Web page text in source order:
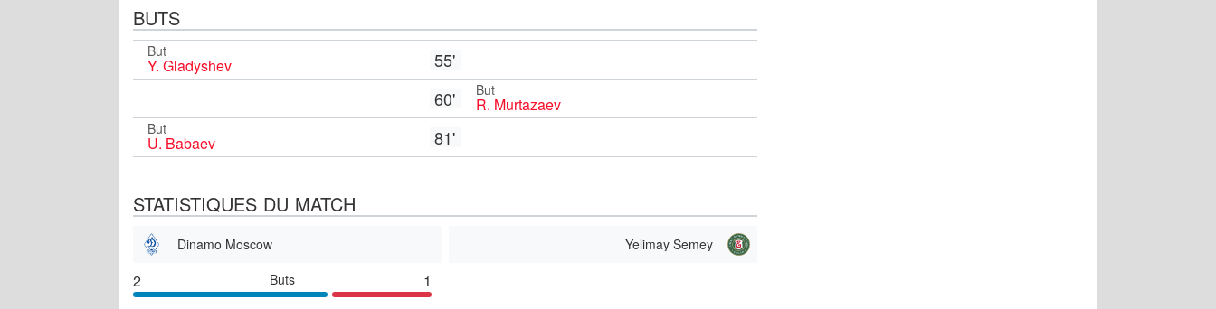
BUTS
But
Y. Gladyshev
55'
60'
But
R. Murtazaev
But
U. Babaev 81'
STATISTIQUES DU MATCH
Dinamo Moscow Yelimay Semey
2 Buts 1